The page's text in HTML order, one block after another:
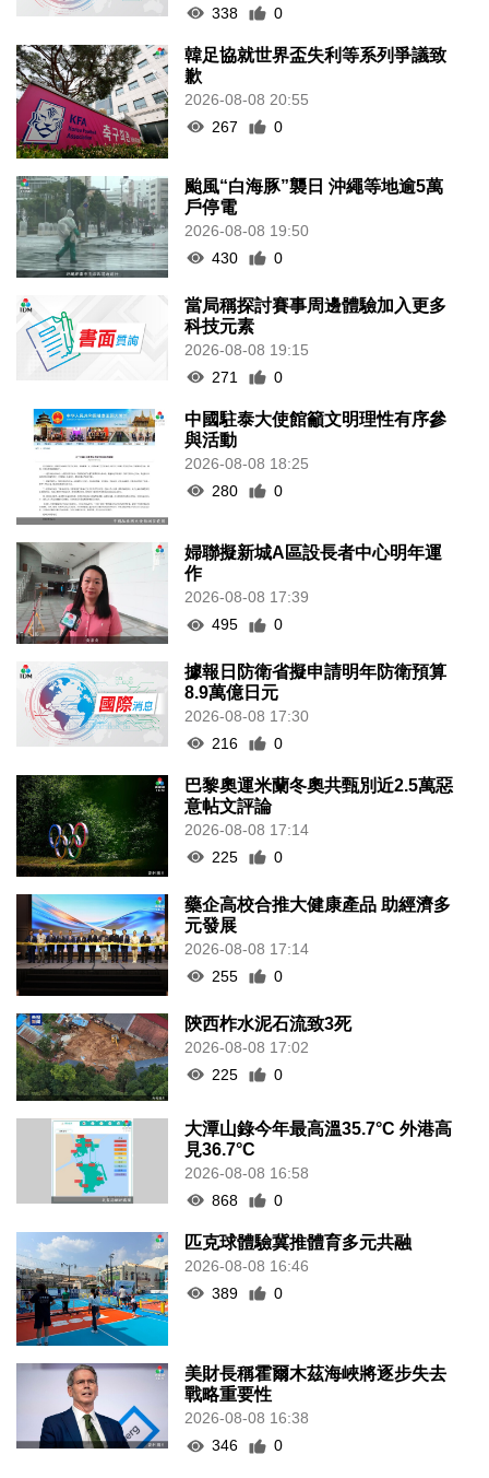
338
0
韓足協就世界盃失利等系列爭議致
歉
2026-08-08 20:55
267
0
颱風“白海豚”襲日 沖繩等地逾5萬
戶停電
2026-08-08 19:50
430
0
當局稱探討賽事周邊體驗加入更多
科技元素
2026-08-08 19:15
271
0
中國駐泰大使館籲文明理性有序參
與活動
2026-08-08 18:25
280
0
婦聯擬新城A區設長者中心明年運
作
2026-08-08 17:39
495
0
據報日防衛省擬申請明年防衛預算
8.9萬億日元
2026-08-08 17:30
216
0
巴黎奧運米蘭冬奧共甄別近2.5萬惡
意帖文評論
2026-08-08 17:14
225
0
藥企高校合推大健康產品 助經濟多
元發展
2026-08-08 17:14
255
0
陝西柞水泥石流致3死
2026-08-08 17:02
225
0
大潭山錄今年最高溫35.7°C 外港高
見36.7°C
2026-08-08 16:58
868
0
匹克球體驗冀推體育多元共融
2026-08-08 16:46
389
0
美財長稱霍爾木茲海峽將逐步失去
戰略重要性
2026-08-08 16:38
346
0